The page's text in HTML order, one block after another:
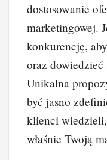
dostosowanie
marketingowej.
konkurencję,
oraz
Unikalna
być jasno
klienci
właśnie Twoją